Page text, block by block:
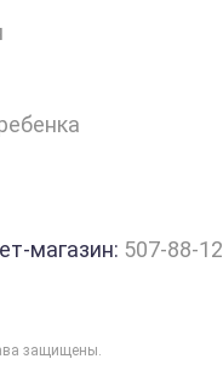
магазин: 507-88-12
защищены.